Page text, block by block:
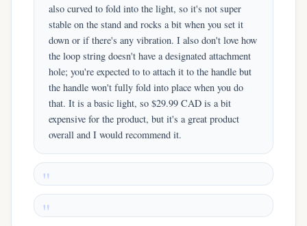
also curved to fold into the light, so it's not super
stable on the stand and rocks a bit when you set it
down or if there's any vibration. I also don't love how
the loop string doesn't have a designated attachment
hole; you're expected to to attach it to the handle but
the handle won't fully fold into place when you do
that. It is a basic light, so $29.99 CAD is a bit
expensive for the product, but it's a great product
overall and I would recommend it.